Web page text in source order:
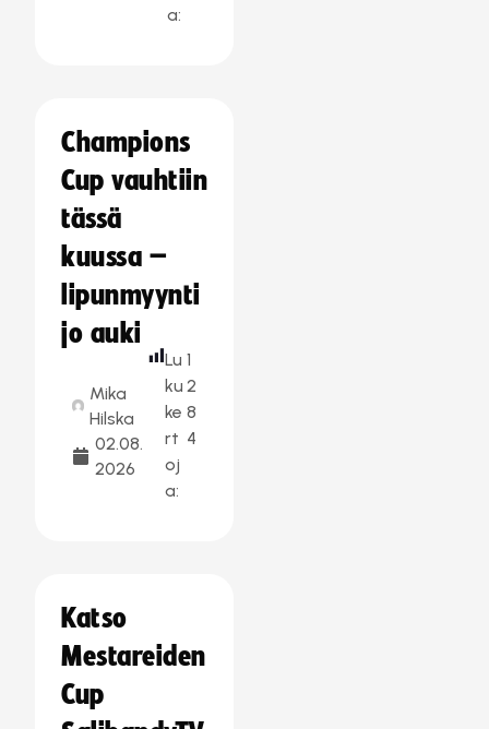
a:
Champions
Cup vauhtiin
tässä
kuussa –
lipunmyynti
jo auki
Mika
Hilska
02.08.
2026
Lu
ku
ke
rt
oj
a:
1
2
8
4
Katso
Mestareiden
Cup